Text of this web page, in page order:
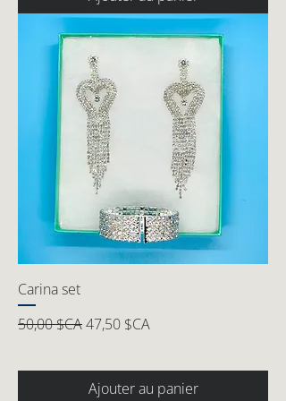
Carina set
Prix original
50,00 $CAPrix promotionnel
47,50 $CA
Ajouter au panier